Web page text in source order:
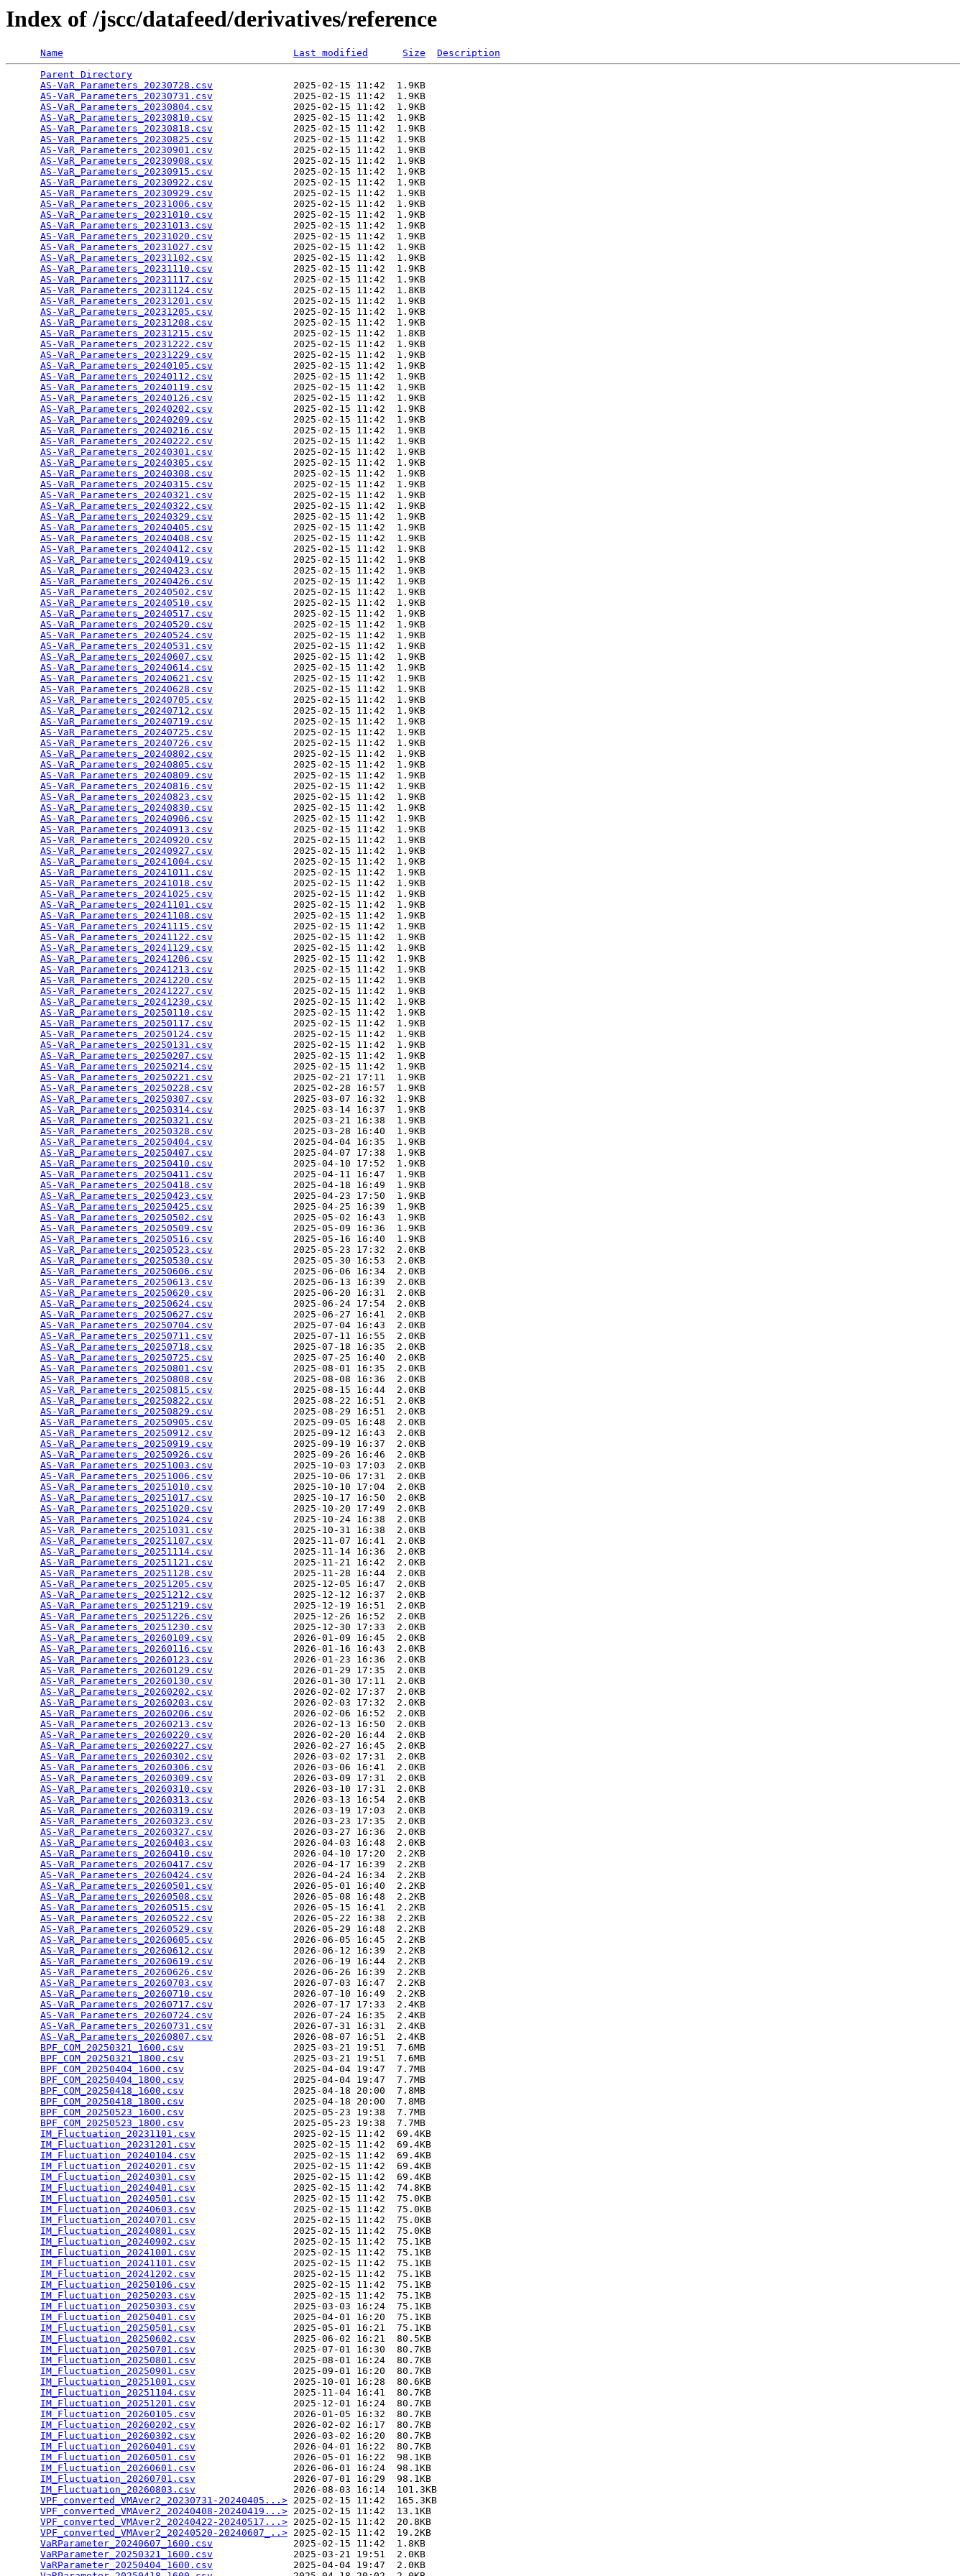
Index of /jscc/datafeed/derivatives/reference
Name Last modified Size
Description
Parent Directory
AS-VaR_Parameters_20230728.csv
              2025-02-15 11:42  1.9KB
AS-VaR_Parameters_20230731.csv
              2025-02-15 11:42  1.9KB
AS-VaR_Parameters_20230804.csv
              2025-02-15 11:42  1.9KB
AS-VaR_Parameters_20230810.csv
              2025-02-15 11:42  1.9KB
AS-VaR_Parameters_20230818.csv
              2025-02-15 11:42  1.9KB
AS-VaR_Parameters_20230825.csv
              2025-02-15 11:42  1.9KB
AS-VaR_Parameters_20230901.csv
              2025-02-15 11:42  1.9KB
AS-VaR_Parameters_20230908.csv
              2025-02-15 11:42  1.9KB
AS-VaR_Parameters_20230915.csv
              2025-02-15 11:42  1.9KB
AS-VaR_Parameters_20230922.csv
              2025-02-15 11:42  1.9KB
AS-VaR_Parameters_20230929.csv
              2025-02-15 11:42  1.9KB
AS-VaR_Parameters_20231006.csv
              2025-02-15 11:42  1.9KB
AS-VaR_Parameters_20231010.csv
              2025-02-15 11:42  1.9KB
AS-VaR_Parameters_20231013.csv
              2025-02-15 11:42  1.9KB
AS-VaR_Parameters_20231020.csv
              2025-02-15 11:42  1.9KB
AS-VaR_Parameters_20231027.csv
              2025-02-15 11:42  1.9KB
AS-VaR_Parameters_20231102.csv
              2025-02-15 11:42  1.9KB
AS-VaR_Parameters_20231110.csv
              2025-02-15 11:42  1.9KB
AS-VaR_Parameters_20231117.csv
              2025-02-15 11:42  1.9KB
AS-VaR_Parameters_20231124.csv
              2025-02-15 11:42  1.8KB
AS-VaR_Parameters_20231201.csv
              2025-02-15 11:42  1.9KB
AS-VaR_Parameters_20231205.csv
              2025-02-15 11:42  1.9KB
AS-VaR_Parameters_20231208.csv
              2025-02-15 11:42  1.9KB
AS-VaR_Parameters_20231215.csv
              2025-02-15 11:42  1.8KB
AS-VaR_Parameters_20231222.csv
              2025-02-15 11:42  1.9KB
AS-VaR_Parameters_20231229.csv
              2025-02-15 11:42  1.9KB
AS-VaR_Parameters_20240105.csv
              2025-02-15 11:42  1.9KB
AS-VaR_Parameters_20240112.csv
              2025-02-15 11:42  1.9KB
AS-VaR_Parameters_20240119.csv
              2025-02-15 11:42  1.9KB
AS-VaR_Parameters_20240126.csv
              2025-02-15 11:42  1.9KB
AS-VaR_Parameters_20240202.csv
              2025-02-15 11:42  1.9KB
AS-VaR_Parameters_20240209.csv
              2025-02-15 11:42  1.9KB
AS-VaR_Parameters_20240216.csv
              2025-02-15 11:42  1.9KB
AS-VaR_Parameters_20240222.csv
              2025-02-15 11:42  1.9KB
AS-VaR_Parameters_20240301.csv
              2025-02-15 11:42  1.9KB
AS-VaR_Parameters_20240305.csv
              2025-02-15 11:42  1.9KB
AS-VaR_Parameters_20240308.csv
              2025-02-15 11:42  1.9KB
AS-VaR_Parameters_20240315.csv
              2025-02-15 11:42  1.9KB
AS-VaR_Parameters_20240321.csv
              2025-02-15 11:42  1.9KB
AS-VaR_Parameters_20240322.csv
              2025-02-15 11:42  1.9KB
AS-VaR_Parameters_20240329.csv
              2025-02-15 11:42  1.9KB
AS-VaR_Parameters_20240405.csv
              2025-02-15 11:42  1.9KB
AS-VaR_Parameters_20240408.csv
              2025-02-15 11:42  1.9KB
AS-VaR_Parameters_20240412.csv
              2025-02-15 11:42  1.9KB
AS-VaR_Parameters_20240419.csv
              2025-02-15 11:42  1.9KB
AS-VaR_Parameters_20240423.csv
              2025-02-15 11:42  1.9KB
AS-VaR_Parameters_20240426.csv
              2025-02-15 11:42  1.9KB
AS-VaR_Parameters_20240502.csv
              2025-02-15 11:42  1.9KB
AS-VaR_Parameters_20240510.csv
              2025-02-15 11:42  1.9KB
AS-VaR_Parameters_20240517.csv
              2025-02-15 11:42  1.9KB
AS-VaR_Parameters_20240520.csv
              2025-02-15 11:42  1.9KB
AS-VaR_Parameters_20240524.csv
              2025-02-15 11:42  1.9KB
AS-VaR_Parameters_20240531.csv
              2025-02-15 11:42  1.9KB
AS-VaR_Parameters_20240607.csv
              2025-02-15 11:42  1.9KB
AS-VaR_Parameters_20240614.csv
              2025-02-15 11:42  1.9KB
AS-VaR_Parameters_20240621.csv
              2025-02-15 11:42  1.9KB
AS-VaR_Parameters_20240628.csv
              2025-02-15 11:42  1.9KB
AS-VaR_Parameters_20240705.csv
              2025-02-15 11:42  1.9KB
AS-VaR_Parameters_20240712.csv
              2025-02-15 11:42  1.9KB
AS-VaR_Parameters_20240719.csv
              2025-02-15 11:42  1.9KB
AS-VaR_Parameters_20240725.csv
              2025-02-15 11:42  1.9KB
AS-VaR_Parameters_20240726.csv
              2025-02-15 11:42  1.9KB
AS-VaR_Parameters_20240802.csv
              2025-02-15 11:42  1.9KB
AS-VaR_Parameters_20240805.csv
              2025-02-15 11:42  1.9KB
AS-VaR_Parameters_20240809.csv
              2025-02-15 11:42  1.9KB
AS-VaR_Parameters_20240816.csv
              2025-02-15 11:42  1.9KB
AS-VaR_Parameters_20240823.csv
              2025-02-15 11:42  1.9KB
AS-VaR_Parameters_20240830.csv
              2025-02-15 11:42  1.9KB
AS-VaR_Parameters_20240906.csv
              2025-02-15 11:42  1.9KB
AS-VaR_Parameters_20240913.csv
              2025-02-15 11:42  1.9KB
AS-VaR_Parameters_20240920.csv
              2025-02-15 11:42  1.9KB
AS-VaR_Parameters_20240927.csv
              2025-02-15 11:42  1.9KB
AS-VaR_Parameters_20241004.csv
              2025-02-15 11:42  1.9KB
AS-VaR_Parameters_20241011.csv
              2025-02-15 11:42  1.9KB
AS-VaR_Parameters_20241018.csv
              2025-02-15 11:42  1.9KB
AS-VaR_Parameters_20241025.csv
              2025-02-15 11:42  1.9KB
AS-VaR_Parameters_20241101.csv
              2025-02-15 11:42  1.9KB
AS-VaR_Parameters_20241108.csv
              2025-02-15 11:42  1.9KB
AS-VaR_Parameters_20241115.csv
              2025-02-15 11:42  1.9KB
AS-VaR_Parameters_20241122.csv
              2025-02-15 11:42  1.9KB
AS-VaR_Parameters_20241129.csv
              2025-02-15 11:42  1.9KB
AS-VaR_Parameters_20241206.csv
              2025-02-15 11:42  1.9KB
AS-VaR_Parameters_20241213.csv
              2025-02-15 11:42  1.9KB
AS-VaR_Parameters_20241220.csv
              2025-02-15 11:42  1.9KB
AS-VaR_Parameters_20241227.csv
              2025-02-15 11:42  1.9KB
AS-VaR_Parameters_20241230.csv
              2025-02-15 11:42  1.9KB
AS-VaR_Parameters_20250110.csv
              2025-02-15 11:42  1.9KB
AS-VaR_Parameters_20250117.csv
              2025-02-15 11:42  1.9KB
AS-VaR_Parameters_20250124.csv
              2025-02-15 11:42  1.9KB
AS-VaR_Parameters_20250131.csv
              2025-02-15 11:42  1.9KB
AS-VaR_Parameters_20250207.csv
              2025-02-15 11:42  1.9KB
AS-VaR_Parameters_20250214.csv
              2025-02-15 11:42  1.9KB
AS-VaR_Parameters_20250221.csv
              2025-02-21 17:11  1.9KB
AS-VaR_Parameters_20250228.csv
              2025-02-28 16:57  1.9KB
AS-VaR_Parameters_20250307.csv
              2025-03-07 16:32  1.9KB
AS-VaR_Parameters_20250314.csv
              2025-03-14 16:37  1.9KB
AS-VaR_Parameters_20250321.csv
              2025-03-21 16:38  1.9KB
AS-VaR_Parameters_20250328.csv
              2025-03-28 16:40  1.9KB
AS-VaR_Parameters_20250404.csv
              2025-04-04 16:35  1.9KB
AS-VaR_Parameters_20250407.csv
              2025-04-07 17:38  1.9KB
AS-VaR_Parameters_20250410.csv
              2025-04-10 17:52  1.9KB
AS-VaR_Parameters_20250411.csv
              2025-04-11 16:47  1.9KB
AS-VaR_Parameters_20250418.csv
              2025-04-18 16:49  1.9KB
AS-VaR_Parameters_20250423.csv
              2025-04-23 17:50  1.9KB
AS-VaR_Parameters_20250425.csv
              2025-04-25 16:39  1.9KB
AS-VaR_Parameters_20250502.csv
              2025-05-02 16:43  1.9KB
AS-VaR_Parameters_20250509.csv
              2025-05-09 16:36  1.9KB
AS-VaR_Parameters_20250516.csv
              2025-05-16 16:40  1.9KB
AS-VaR_Parameters_20250523.csv
              2025-05-23 17:32  2.0KB
AS-VaR_Parameters_20250530.csv
              2025-05-30 16:53  2.0KB
AS-VaR_Parameters_20250606.csv
              2025-06-06 16:34  2.0KB
AS-VaR_Parameters_20250613.csv
              2025-06-13 16:39  2.0KB
AS-VaR_Parameters_20250620.csv
              2025-06-20 16:31  2.0KB
AS-VaR_Parameters_20250624.csv
              2025-06-24 17:54  2.0KB
AS-VaR_Parameters_20250627.csv
              2025-06-27 16:41  2.0KB
AS-VaR_Parameters_20250704.csv
              2025-07-04 16:43  2.0KB
AS-VaR_Parameters_20250711.csv
              2025-07-11 16:55  2.0KB
AS-VaR_Parameters_20250718.csv
              2025-07-18 16:35  2.0KB
AS-VaR_Parameters_20250725.csv
              2025-07-25 16:40  2.0KB
AS-VaR_Parameters_20250801.csv
              2025-08-01 16:35  2.0KB
AS-VaR_Parameters_20250808.csv
              2025-08-08 16:36  2.0KB
AS-VaR_Parameters_20250815.csv
              2025-08-15 16:44  2.0KB
AS-VaR_Parameters_20250822.csv
              2025-08-22 16:51  2.0KB
AS-VaR_Parameters_20250829.csv
              2025-08-29 16:51  2.0KB
AS-VaR_Parameters_20250905.csv
              2025-09-05 16:48  2.0KB
AS-VaR_Parameters_20250912.csv
              2025-09-12 16:43  2.0KB
AS-VaR_Parameters_20250919.csv
              2025-09-19 16:37  2.0KB
AS-VaR_Parameters_20250926.csv
              2025-09-26 16:46  2.0KB
AS-VaR_Parameters_20251003.csv
              2025-10-03 17:03  2.0KB
AS-VaR_Parameters_20251006.csv
              2025-10-06 17:31  2.0KB
AS-VaR_Parameters_20251010.csv
              2025-10-10 17:04  2.0KB
AS-VaR_Parameters_20251017.csv
              2025-10-17 16:50  2.0KB
AS-VaR_Parameters_20251020.csv
              2025-10-20 17:49  2.0KB
AS-VaR_Parameters_20251024.csv
              2025-10-24 16:38  2.0KB
AS-VaR_Parameters_20251031.csv
              2025-10-31 16:38  2.0KB
AS-VaR_Parameters_20251107.csv
              2025-11-07 16:41  2.0KB
AS-VaR_Parameters_20251114.csv
              2025-11-14 16:36  2.0KB
AS-VaR_Parameters_20251121.csv
              2025-11-21 16:42  2.0KB
AS-VaR_Parameters_20251128.csv
              2025-11-28 16:44  2.0KB
AS-VaR_Parameters_20251205.csv
              2025-12-05 16:47  2.0KB
AS-VaR_Parameters_20251212.csv
              2025-12-12 16:37  2.0KB
AS-VaR_Parameters_20251219.csv
              2025-12-19 16:51  2.0KB
AS-VaR_Parameters_20251226.csv
              2025-12-26 16:52  2.0KB
AS-VaR_Parameters_20251230.csv
              2025-12-30 17:33  2.0KB
AS-VaR_Parameters_20260109.csv
              2026-01-09 16:45  2.0KB
AS-VaR_Parameters_20260116.csv
              2026-01-16 16:43  2.0KB
AS-VaR_Parameters_20260123.csv
              2026-01-23 16:36  2.0KB
AS-VaR_Parameters_20260129.csv
              2026-01-29 17:35  2.0KB
AS-VaR_Parameters_20260130.csv
              2026-01-30 17:11  2.0KB
AS-VaR_Parameters_20260202.csv
              2026-02-02 17:37  2.0KB
AS-VaR_Parameters_20260203.csv
              2026-02-03 17:32  2.0KB
AS-VaR_Parameters_20260206.csv
              2026-02-06 16:52  2.0KB
AS-VaR_Parameters_20260213.csv
              2026-02-13 16:50  2.0KB
AS-VaR_Parameters_20260220.csv
              2026-02-20 16:44  2.0KB
AS-VaR_Parameters_20260227.csv
              2026-02-27 16:45  2.0KB
AS-VaR_Parameters_20260302.csv
              2026-03-02 17:31  2.0KB
AS-VaR_Parameters_20260306.csv
              2026-03-06 16:41  2.0KB
AS-VaR_Parameters_20260309.csv
              2026-03-09 17:31  2.0KB
AS-VaR_Parameters_20260310.csv
              2026-03-10 17:31  2.0KB
AS-VaR_Parameters_20260313.csv
              2026-03-13 16:54  2.0KB
AS-VaR_Parameters_20260319.csv
              2026-03-19 17:03  2.0KB
AS-VaR_Parameters_20260323.csv
              2026-03-23 17:35  2.0KB
AS-VaR_Parameters_20260327.csv
              2026-03-27 16:36  2.0KB
AS-VaR_Parameters_20260403.csv
              2026-04-03 16:48  2.0KB
AS-VaR_Parameters_20260410.csv
              2026-04-10 17:20  2.2KB
AS-VaR_Parameters_20260417.csv
              2026-04-17 16:39  2.2KB
AS-VaR_Parameters_20260424.csv
              2026-04-24 16:34  2.2KB
AS-VaR_Parameters_20260501.csv
              2026-05-01 16:40  2.2KB
AS-VaR_Parameters_20260508.csv
              2026-05-08 16:48  2.2KB
AS-VaR_Parameters_20260515.csv
              2026-05-15 16:41  2.2KB
AS-VaR_Parameters_20260522.csv
              2026-05-22 16:38  2.2KB
AS-VaR_Parameters_20260529.csv
              2026-05-29 16:48  2.2KB
AS-VaR_Parameters_20260605.csv
              2026-06-05 16:45  2.2KB
AS-VaR_Parameters_20260612.csv
              2026-06-12 16:39  2.2KB
AS-VaR_Parameters_20260619.csv
              2026-06-19 16:44  2.2KB
AS-VaR_Parameters_20260626.csv
              2026-06-26 16:39  2.2KB
AS-VaR_Parameters_20260703.csv
              2026-07-03 16:47  2.2KB
AS-VaR_Parameters_20260710.csv
              2026-07-10 16:49  2.2KB
AS-VaR_Parameters_20260717.csv
              2026-07-17 17:33  2.4KB
AS-VaR_Parameters_20260724.csv
              2026-07-24 16:35  2.4KB
AS-VaR_Parameters_20260731.csv
              2026-07-31 16:31  2.4KB
AS-VaR_Parameters_20260807.csv
              2026-08-07 16:51  2.4KB
BPF_COM_20250321_1600.csv
                   2025-03-21 19:51  7.6MB
BPF_COM_20250321_1800.csv
                   2025-03-21 19:51  7.6MB
BPF_COM_20250404_1600.csv
                   2025-04-04 19:47  7.7MB
BPF_COM_20250404_1800.csv
                   2025-04-04 19:47  7.7MB
BPF_COM_20250418_1600.csv
                   2025-04-18 20:00  7.8MB
BPF_COM_20250418_1800.csv
                   2025-04-18 20:00  7.8MB
BPF_COM_20250523_1600.csv
                   2025-05-23 19:38  7.7MB
BPF_COM_20250523_1800.csv
                   2025-05-23 19:38  7.7MB
IM_Fluctuation_20231101.csv
                 2025-02-15 11:42  69.4KB
IM_Fluctuation_20231201.csv
                 2025-02-15 11:42  69.4KB
IM_Fluctuation_20240104.csv
                 2025-02-15 11:42  69.4KB
IM_Fluctuation_20240201.csv
                 2025-02-15 11:42  69.4KB
IM_Fluctuation_20240301.csv
                 2025-02-15 11:42  69.4KB
IM_Fluctuation_20240401.csv
                 2025-02-15 11:42  74.8KB
IM_Fluctuation_20240501.csv
                 2025-02-15 11:42  75.0KB
IM_Fluctuation_20240603.csv
                 2025-02-15 11:42  75.0KB
IM_Fluctuation_20240701.csv
                 2025-02-15 11:42  75.0KB
IM_Fluctuation_20240801.csv
                 2025-02-15 11:42  75.0KB
IM_Fluctuation_20240902.csv
                 2025-02-15 11:42  75.1KB
IM_Fluctuation_20241001.csv
                 2025-02-15 11:42  75.1KB
IM_Fluctuation_20241101.csv
                 2025-02-15 11:42  75.1KB
IM_Fluctuation_20241202.csv
                 2025-02-15 11:42  75.1KB
IM_Fluctuation_20250106.csv
                 2025-02-15 11:42  75.1KB
IM_Fluctuation_20250203.csv
                 2025-02-15 11:42  75.1KB
IM_Fluctuation_20250303.csv
                 2025-03-03 16:24  75.1KB
IM_Fluctuation_20250401.csv
                 2025-04-01 16:20  75.1KB
IM_Fluctuation_20250501.csv
                 2025-05-01 16:21  75.1KB
IM_Fluctuation_20250602.csv
                 2025-06-02 16:21  80.5KB
IM_Fluctuation_20250701.csv
                 2025-07-01 16:30  80.7KB
IM_Fluctuation_20250801.csv
                 2025-08-01 16:24  80.7KB
IM_Fluctuation_20250901.csv
                 2025-09-01 16:20  80.7KB
IM_Fluctuation_20251001.csv
                 2025-10-01 16:28  80.6KB
IM_Fluctuation_20251104.csv
                 2025-11-04 16:41  80.7KB
IM_Fluctuation_20251201.csv
                 2025-12-01 16:24  80.7KB
IM_Fluctuation_20260105.csv
                 2026-01-05 16:32  80.7KB
IM_Fluctuation_20260202.csv
                 2026-02-02 16:17  80.7KB
IM_Fluctuation_20260302.csv
                 2026-03-02 16:20  80.7KB
IM_Fluctuation_20260401.csv
                 2026-04-01 16:22  80.7KB
IM_Fluctuation_20260501.csv
                 2026-05-01 16:22  98.1KB
IM_Fluctuation_20260601.csv
                 2026-06-01 16:24  98.1KB
IM_Fluctuation_20260701.csv
                 2026-07-01 16:29  98.1KB
IM_Fluctuation_20260803.csv
                 2026-08-03 16:14  101.3KB
VPF_converted_VMAver2_20230731-20240405...> 2025-02-15 11:42  165.3KB
VPF_converted_VMAver2_20240408-20240419...> 2025-02-15 11:42  13.1KB
VPF_converted_VMAver2_20240422-20240517...> 2025-02-15 11:42  20.8KB
VPF_converted_VMAver2_20240520-20240607_..> 2025-02-15 11:42  19.2KB
VaRParameter_20240607_1600.csv
              2025-02-15 11:42  1.8KB
VaRParameter_20250321_1600.csv
              2025-03-21 19:51  2.0KB
VaRParameter_20250404_1600.csv
              2025-04-04 19:47  2.0KB